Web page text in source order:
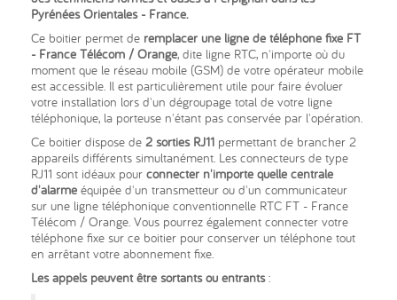
Pyrénées Orientales - France.
Ce boitier permet de remplacer une ligne de téléphone fixe FT
- France Télécom / Orange, dite ligne RTC, n'importe où du
moment que le réseau mobile (GSM) de votre opérateur mobile
est accessible. Il est particulièrement utile pour faire évoluer
votre installation lors d'un dégroupage total de votre ligne
téléphonique, la porteuse n'étant pas conservée par l'opération.
Ce boitier dispose de 2 sorties RJ11 permettant de brancher 2
appareils différents simultanément. Les connecteurs de type
RJ11 sont idéaux pour connecter n'importe quelle centrale
d'alarme équipée d'un transmetteur ou d'un communicateur
sur une ligne téléphonique conventionnelle RTC FT - France
Télécom / Orange. Vous pourrez également connecter votre
téléphone fixe sur ce boitier pour conserver un téléphone tout
en arrêtant votre abonnement fixe.
Les appels peuvent être sortants ou entrants: